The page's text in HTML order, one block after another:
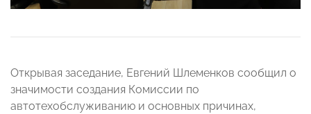
Открывая заседание, Евгений Шлеменков сообщил о
значимости создания Комиссии по
автотехобслуживанию и основных причинах,